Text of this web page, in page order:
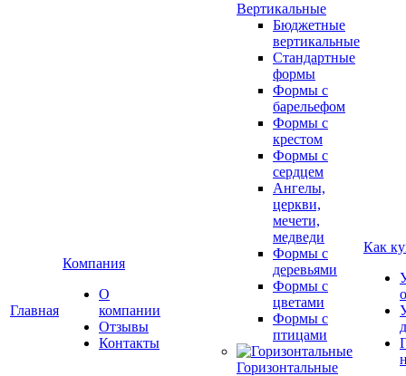
Главная
Компания
О
компании
Отзывы
Контакты
Вертикальные
Бюджетные
вертикальные
Стандартные
формы
Формы с
барельефом
Формы с
крестом
Формы с
сердцем
Ангелы,
церкви,
мечети,
медведи
Формы с
деревьями
Формы с
цветами
Формы с
птицами
Горизонтальные
Как